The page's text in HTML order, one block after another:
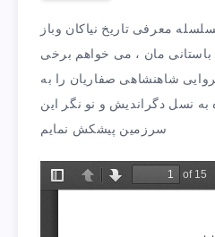
معرفی تاریخ نیاکان وباز
مان ، می خواهم برخی
شاهنشاهی صفاریان را به
به نسل دگراندیش و نو نگر این
سرزمین پیشکش نمایم